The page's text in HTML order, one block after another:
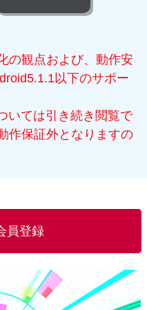
の観点および、動作安
以下のサポー
いては引き続き閲覧で
作保証外となりますの
員登録